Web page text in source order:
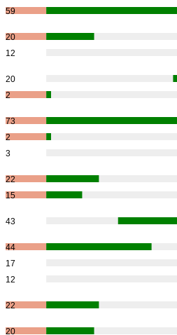
59
20
12
20
2
73
2
3
22
15
43
44
17
12
22
20